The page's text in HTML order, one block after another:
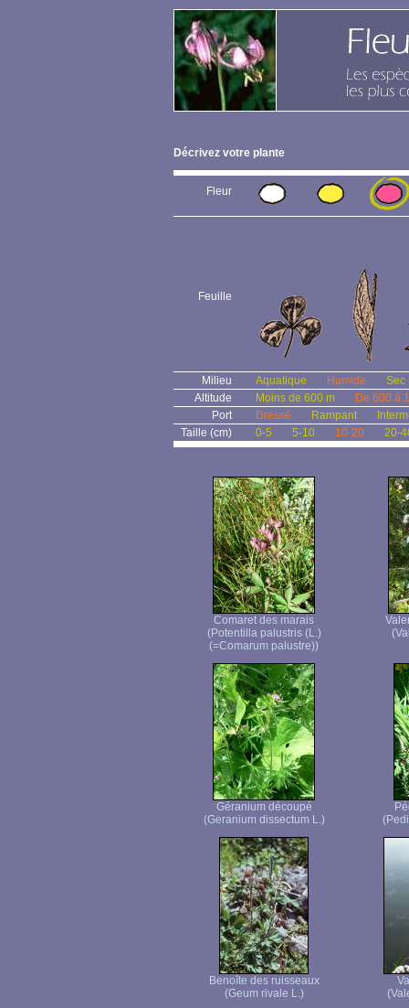
Décrivez votre plante
Fleur
Feuille
Milieu Aquatique Humide
Sec
Altitude
Moins de 600 m
De 600 à
Port
Dressé Rampant
Taille (cm)
0-5 5-10 10-20 20-
Comaret des marais
(Potentilla palustris (L.)
(=Comarum palustre))
Géranium découpé
(Geranium dissectum L.)
Benoîte des ruisseaux
(Geum rivale L.)